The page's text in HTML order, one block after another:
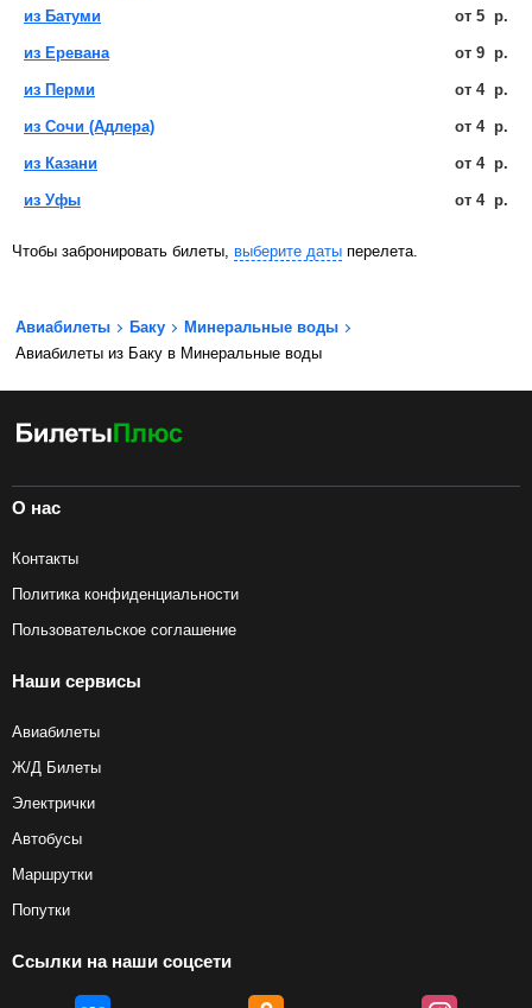
из Батуми от 5 р.
из Еревана от 9 р.
из Перми от 4 р.
из Сочи (Адлера) от 4 р.
из Казани от 4 р.
из Уфы от 4 р.
Чтобы забронировать билеты, выберите даты перелета.
Авиабилеты Баку
Минеральные воды
Авиабилеты из Баку в Минеральные воды
О нас
Контакты
Политика конфиденциальности
Пользовательское соглашение
Наши сервисы
Авиабилеты
Ж/Д Билеты
Электрички
Автобусы
Маршрутки
Попутки
Ссылки на наши соцсети